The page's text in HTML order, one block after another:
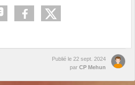
Publié le 22 sept. 2024
par CP Mehun